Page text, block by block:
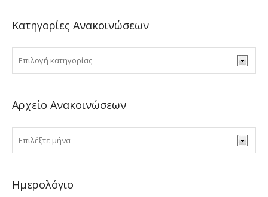
Κατηγορίες Ανακοινώσεων
Αρχείο Ανακοινώσεων
Ημερολόγιο